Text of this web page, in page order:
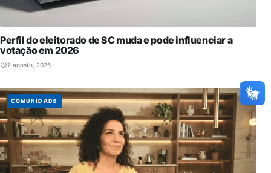
Perfil do eleitorado de SC muda e pode influenciar a
votação em 2026
7 agosto, 2026
COMUNIDADE